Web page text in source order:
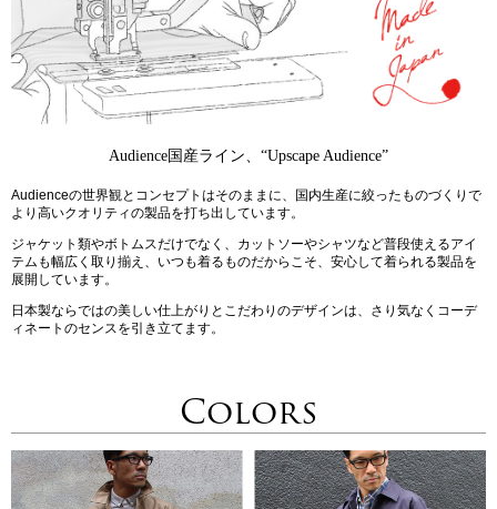
Audience国産ライン、“Upscape Audience”
Audienceの世界観とコンセプトはそのままに、国内生産に絞ったものづくりで
より高いクオリティの製品を打ち出しています。
ジャケット類やボトムスだけでなく、カットソーやシャツなど普段使えるアイ
テムも幅広く取り揃え、いつも着るものだからこそ、安心して着られる製品を
展開しています。
日本製ならではの美しい仕上がりとこだわりのデザインは、さり気なくコーデ
ィネートのセンスを引き立てます。
Colors